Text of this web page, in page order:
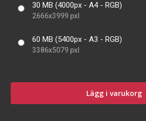
30 MB (4000px - A4 - RGB)
2666x3999 pxl
60 MB (5400px - A3 - RGB)
3386x5079 pxl
Lägg i varukorg